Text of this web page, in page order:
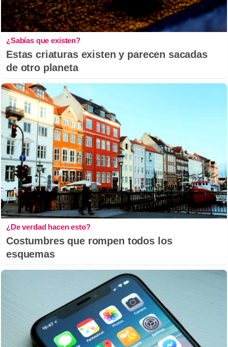
¿Sabías que existen?
Estas criaturas existen y parecen sacadas
de otro planeta
¿De verdad hacen esto?
Costumbres que rompen todos los
esquemas